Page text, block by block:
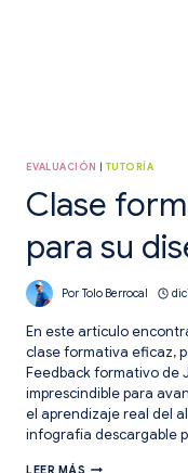
EVALUACIÓN | TUTORÍA
Clase
para su
Por Tolo Berrocal
En este artículo
clase formativa eficaz,
Feedback formativo de
imprescindible para
el aprendizaje real del
infografía descargable
CLASE